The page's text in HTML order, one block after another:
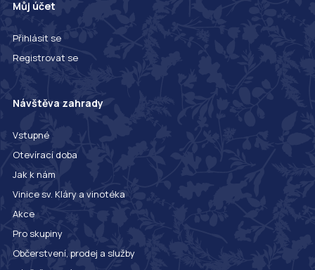
Můj účet
Přihlásit se
Registrovat se
Návštěva zahrady
Vstupné
Otevírací doba
Jak k nám
Vinice sv. Kláry a vinotéka
Akce
Pro skupiny
Občerstvení, prodej a služby